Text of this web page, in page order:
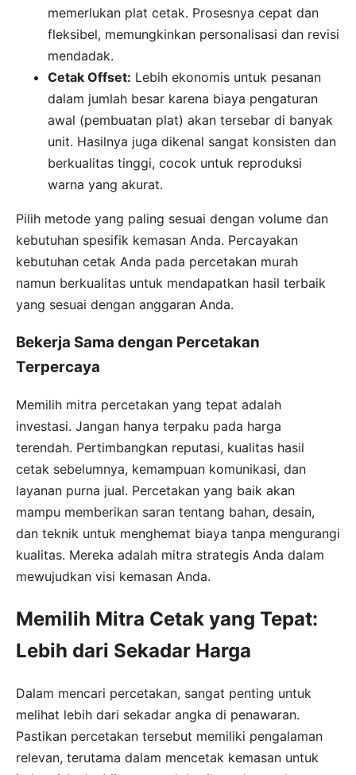
memerlukan plat cetak. Prosesnya cepat dan
fleksibel, memungkinkan personalisasi dan revisi
mendadak.
Cetak Offset: Lebih ekonomis untuk pesanan
dalam jumlah besar karena biaya pengaturan
awal (pembuatan plat) akan tersebar di banyak
unit. Hasilnya juga dikenal sangat konsisten dan
berkualitas tinggi, cocok untuk reproduksi
warna yang akurat.
Pilih metode yang paling sesuai dengan volume dan
kebutuhan spesifik kemasan Anda. Percayakan
kebutuhan cetak Anda pada percetakan murah
namun berkualitas untuk mendapatkan hasil terbaik
yang sesuai dengan anggaran Anda.
Bekerja Sama dengan Percetakan
Terpercaya
Memilih mitra percetakan yang tepat adalah
investasi. Jangan hanya terpaku pada harga
terendah. Pertimbangkan reputasi, kualitas hasil
cetak sebelumnya, kemampuan komunikasi, dan
layanan purna jual. Percetakan yang baik akan
mampu memberikan saran tentang bahan, desain,
dan teknik untuk menghemat biaya tanpa mengurangi
kualitas. Mereka adalah mitra strategis Anda dalam
mewujudkan visi kemasan Anda.
Memilih Mitra Cetak yang Tepat:
Lebih dari Sekadar Harga
Dalam mencari percetakan, sangat penting untuk
melihat lebih dari sekadar angka di penawaran.
Pastikan percetakan tersebut memiliki pengalaman
relevan, terutama dalam mencetak kemasan untuk